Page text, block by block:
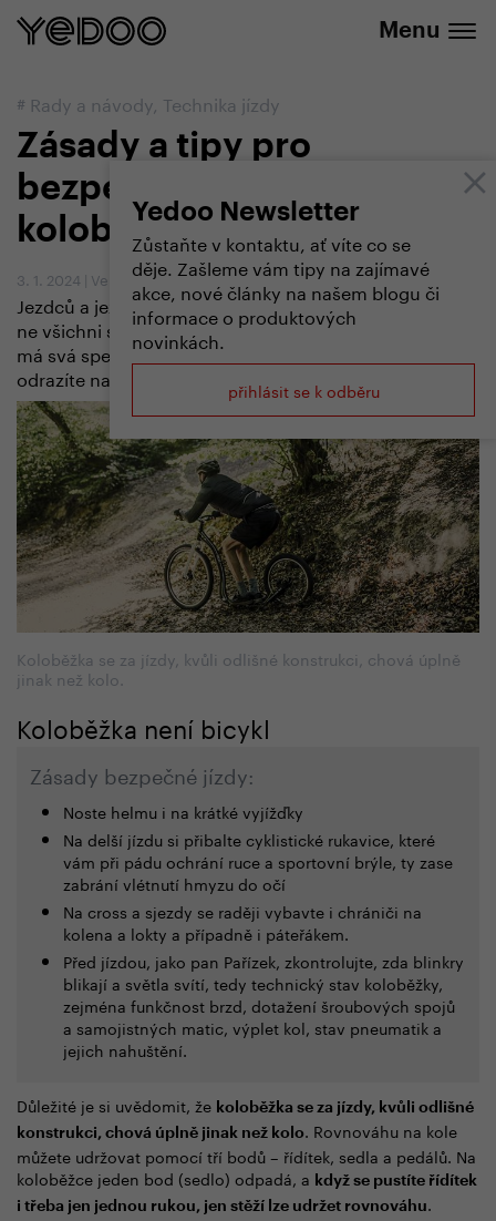
Menu
Yedoo Newsletter
Zůstaňte v kontaktu, ať víte co se
děje. Zašleme vám tipy na zajímavé
akce, nové články na našem blogu či
informace o produktových
novinkách.
přihlásit se k odběru
# Rady a návody, Technika jízdy
Zásady a tipy pro
bezpečnou jízdu na
koloběžce
3. 1. 2024 Vendula Kosíková
Jezdců a jezdkyň na koloběžce každým rokem přibývá,
ne všichni si však uvědomují, že i jízda na koloběžce
má svá specifika. Co byste tedy měli vědět, než se
odrazíte na své první koloběžkové dobrodružství?
Koloběžka se za jízdy, kvůli odlišné konstrukci, chová úplně
jinak než kolo.
Koloběžka není bicykl
Zásady bezpečné jízdy:
Noste helmu i na krátké vyjížďky
Na delší jízdu si přibalte cyklistické rukavice, které
vám při pádu ochrání ruce a sportovní brýle, ty zase
zabrání vlétnutí hmyzu do očí
Na cross a sjezdy se raději vybavte i chrániči na
kolena a lokty a případně i páteřákem.
Před jízdou, jako pan Pařízek, zkontrolujte, zda blinkry
blikají a světla svítí, tedy technický stav koloběžky,
zejména funkčnost brzd, dotažení šroubových spojů
a samojistných matic, výplet kol, stav pneumatik a
jejich nahuštění.
Důležité je si uvědomit, že koloběžka se za jízdy, kvůli odlišné
konstrukci, chová úplně jinak než kolo. Rovnováhu na kole
můžete udržovat pomocí tří bodů – řídítek, sedla a pedálů. Na
koloběžce jeden bod (sedlo) odpadá, a když se pustíte řídítek
i třeba jen jednou rukou, jen stěží lze udržet rovnováhu.